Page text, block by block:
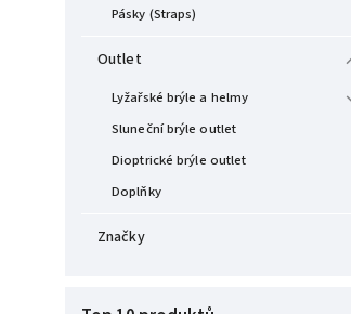
Pásky (Straps)
Outlet
Lyžařské brýle a helmy
Sluneční brýle outlet
Dioptrické brýle outlet
Doplňky
Značky